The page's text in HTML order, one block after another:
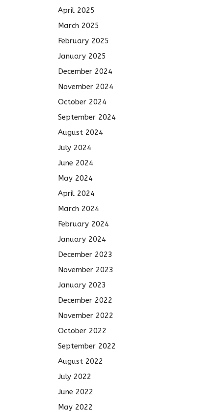
April 2025
March 2025
February 2025
January 2025
December 2024
November 2024
October 2024
September 2024
August 2024
July 2024
June 2024
May 2024
April 2024
March 2024
February 2024
January 2024
December 2023
November 2023
January 2023
December 2022
November 2022
October 2022
September 2022
August 2022
July 2022
June 2022
May 2022